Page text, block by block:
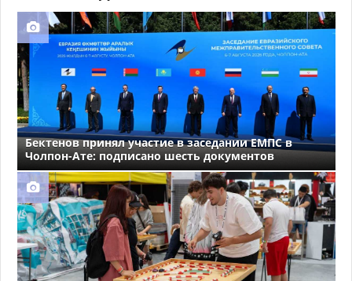
Бектенов принял участие в заседании ЕМПС в
Чолпон-Ате: подписано шесть документов